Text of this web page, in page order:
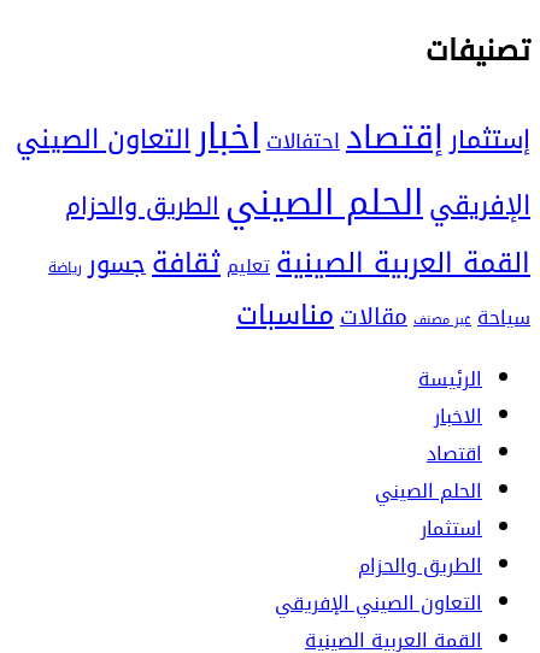
تصنيفات
إستثمارإقتصاداحتفالاتاخبارالتعاون الصيني
الإفريقيالحلم الصينيالطريق والحزام
القمة العربية الصينيةتعليم ثقافةجسور رياضة
سياحة غير مصنف مقالاتمناسبات
الرئيسة
الاخبار
اقتصاد
الحلم الصيني
استثمار
الطريق والحزام
التعاون الصيني الإفريقي
القمة العربية الصينية